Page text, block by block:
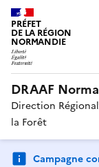
PRÉFET
DE LA RÉGION
NORMANDIE
DRAAF
Direction
la Forêt
Campagne